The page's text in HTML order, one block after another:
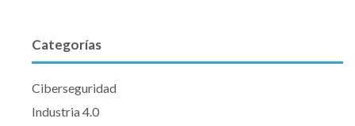
Categorías
Ciberseguridad
Industria 4.0